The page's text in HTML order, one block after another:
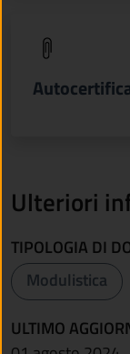
(apre in
Ulteriori
TIPOLOGIA DI
Modulistica
ULTIMO